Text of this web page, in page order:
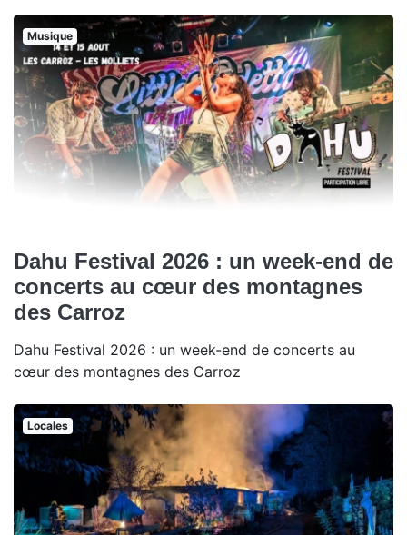
Musique
Dahu Festival 2026 : un week-end de
concerts au cœur des montagnes
des Carroz
Dahu Festival 2026 : un week-end de concerts au
cœur des montagnes des Carroz
Locales